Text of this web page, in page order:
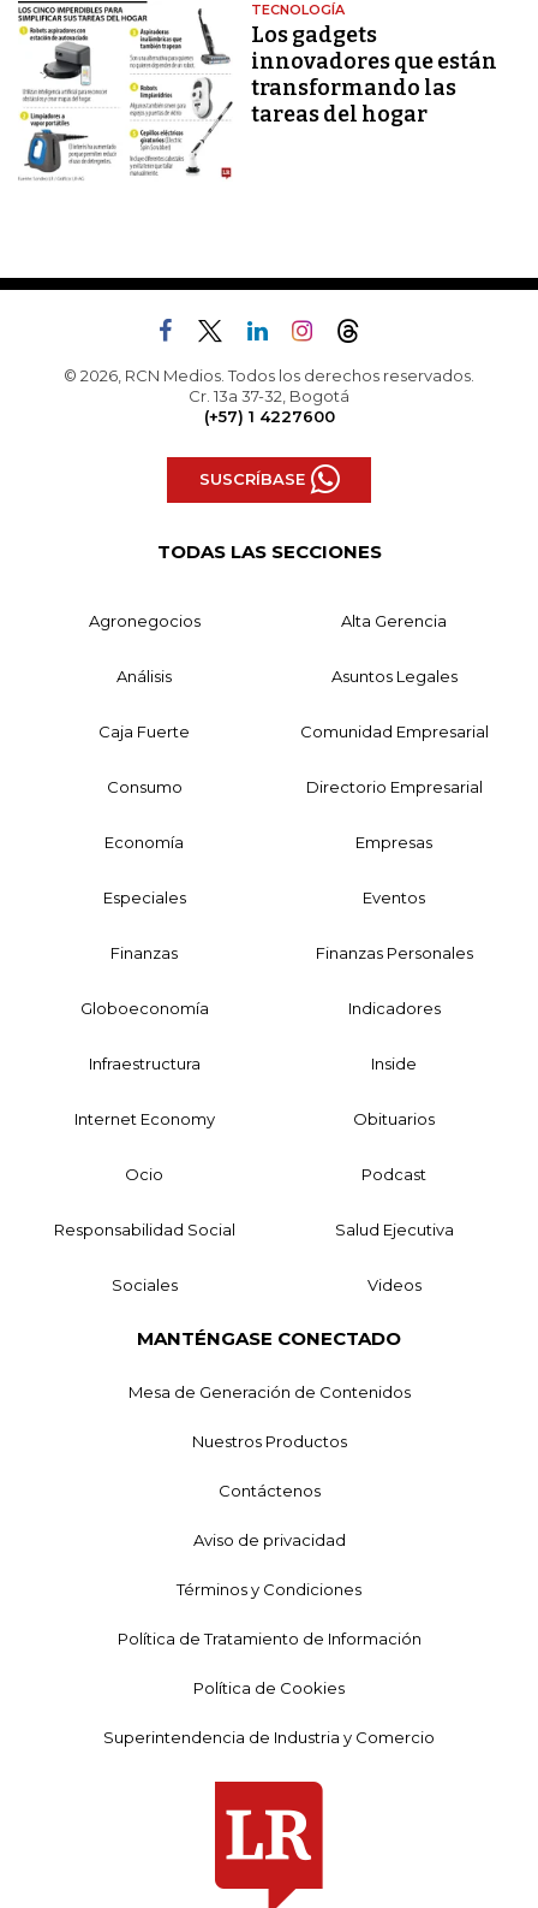
TECNOLOGÍA
Los gadgets
innovadores que están
transformando las
tareas del hogar
© 2026, RCN Medios. Todos los derechos reservados.
Cr. 13a 37-32, Bogotá
(+57) 1 4227600
SUSCRÍBASE
TODAS LAS SECCIONES
Agronegocios Alta Gerencia
Análisis Asuntos Legales
Caja Fuerte Comunidad Empresarial
Consumo Directorio Empresarial
Economía Empresas
Especiales Eventos
Finanzas Finanzas Personales
Globoeconomía Indicadores
Infraestructura Inside
Internet Economy Obituarios
Ocio Podcast
Responsabilidad Social Salud Ejecutiva
Sociales Videos
MANTÉNGASE CONECTADO
Mesa de Generación de Contenidos
Nuestros Productos
Contáctenos
Aviso de privacidad
Términos y Condiciones
Política de Tratamiento de Información
Política de Cookies
Superintendencia de Industria y Comercio